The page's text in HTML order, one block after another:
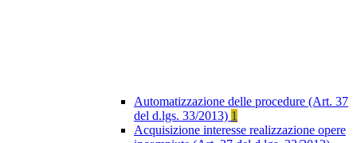
Automatizzazione delle procedure (Art. 37
del d.lgs. 33/2013) 1
Acquisizione interesse realizzazione opere